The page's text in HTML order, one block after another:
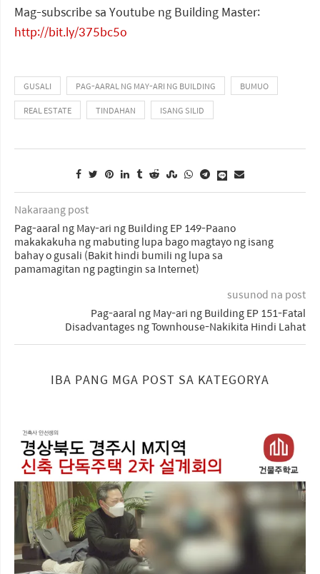
Mag-subscribe sa Youtube ng Building Master:
http://bit.ly/375bc5o
GUSALI PAG-AARAL NG MAY-ARI NG BUILDING
BUMUO
REAL ESTATE
TINDAHAN ISANG SILID
Nakaraang post
Pag-aaral ng May-ari ng Building EP 149-Paano
makakakuha ng mabuting lupa bago magtayo ng isang
bahay o gusali (Bakit hindi bumili ng lupa sa
pamamagitan ng pagtingin sa Internet)
susunod na post
Pag-aaral ng May-ari ng Building EP 151-Fatal
Disadvantages ng Townhouse-Nakikita Hindi Lahat
IBA PANG MGA POST SA KATEGORYA